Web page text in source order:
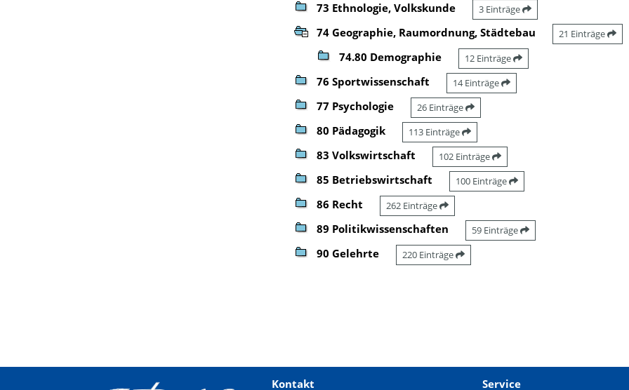
73 Ethnologie, Volkskunde 3 Einträge
74 Geographie, Raumordnung, Städtebau 21 Einträge
74.80 Demographie 12 Einträge
76 Sportwissenschaft 14 Einträge
77 Psychologie 26 Einträge
80 Pädagogik 113 Einträge
83 Volkswirtschaft 102 Einträge
85 Betriebswirtschaft 100 Einträge
86 Recht 262 Einträge
89 Politikwissenschaften 59 Einträge
90 Gelehrte 220 Einträge
Kontakt Service